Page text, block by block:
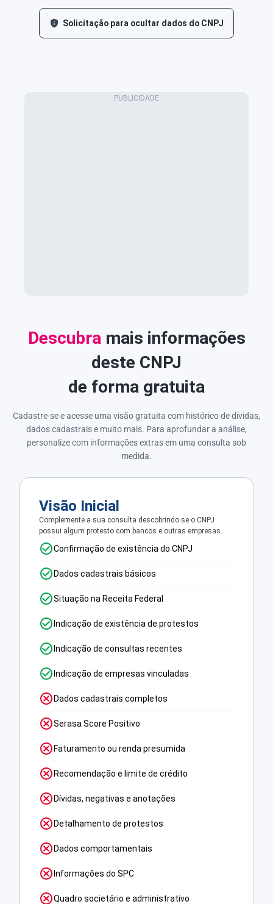
Solicitação para ocultar dados do CNPJ
Descubramais informações
deste CNPJ
de forma gratuita
Cadastre-se e acesse uma visão gratuita com histórico de dívidas,
dados cadastrais e muito mais. Para aprofundar a análise,
personalize com informações extras em uma consulta sob
medida.
Visão Inicial
Complemente a sua consulta descobrindo se o CNPJ
possui algum protesto com bancos e outras empresas.
Confirmação de existência do CNPJ
Dados cadastrais básicos
Situação na Receita Federal
Indicação de existência de protestos
Indicação de consultas recentes
Indicação de empresas vinculadas
Dados cadastrais completos
Serasa Score Positivo
Faturamento ou renda presumida
Recomendação e limite de crédito
Dívidas, negativas e anotações
Detalhamento de protestos
Dados comportamentais
Informações do SPC
Quadro societário e administrativo